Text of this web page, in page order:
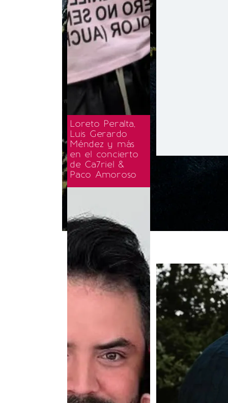
Loreto Peralta,
Luis Gerardo
Méndez y más
en el concierto
de Ca7riel &
Paco Amoroso